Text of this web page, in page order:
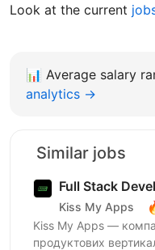
Look at the current
📊 Average salary
analytics →
Similar jobs
Full Stack
Kiss My Apps
Kiss My Apps —
продуктових